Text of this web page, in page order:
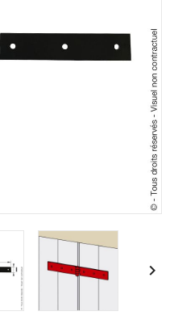
